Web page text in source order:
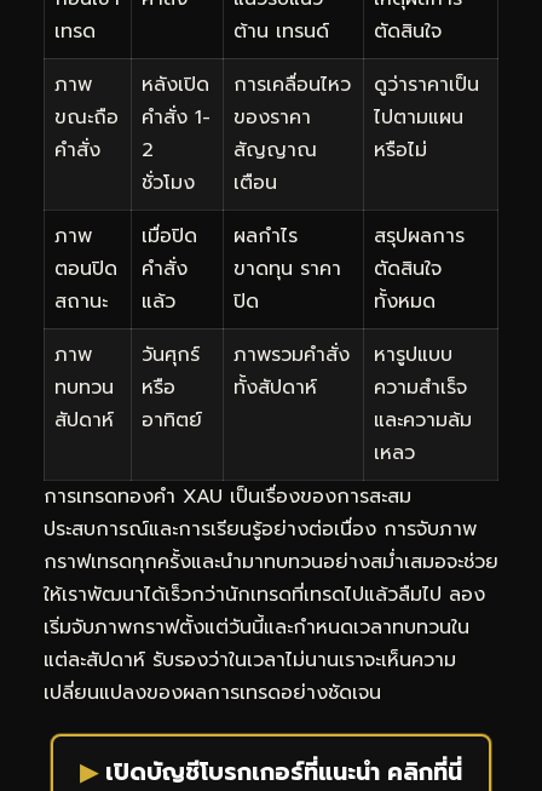
เทรด
ต้าน เทรนด์
ตัดสินใจ
ภาพ
ขณะถือ
คำสั่ง
หลังเปิด
คำสั่ง 1-
2
ชั่วโมง
การเคลื่อนไหว
ของราคา
สัญญาณ
เตือน
ดูว่าราคาเป็น
ไปตามแผน
หรือไม่
ภาพ
ตอนปิด
สถานะ
เมื่อปิด
คำสั่ง
แล้ว
ผลกำไร
ขาดทุน ราคา
ปิด
สรุปผลการ
ตัดสินใจ
ทั้งหมด
ภาพ
ทบทวน
สัปดาห์
วันศุกร์
หรือ
อาทิตย์
ภาพรวมคำสั่ง
ทั้งสัปดาห์
หารูปแบบ
ความสำเร็จ
และความล้ม
เหลว
การเทรดทองคำ XAU เป็นเรื่องของการสะสม
ประสบการณ์และการเรียนรู้อย่างต่อเนื่อง การจับภาพ
กราฟเทรดทุกครั้งและนำมาทบทวนอย่างสม่ำเสมอจะช่วย
ให้เราพัฒนาได้เร็วกว่านักเทรดที่เทรดไปแล้วลืมไป ลอง
เริ่มจับภาพกราฟตั้งแต่วันนี้และกำหนดเวลาทบทวนใน
แต่ละสัปดาห์ รับรองว่าในเวลาไม่นานเราจะเห็นความ
เปลี่ยนแปลงของผลการเทรดอย่างชัดเจน
▶เปิดบัญชีโบรกเกอร์ที่แนะนำ คลิกที่นี่